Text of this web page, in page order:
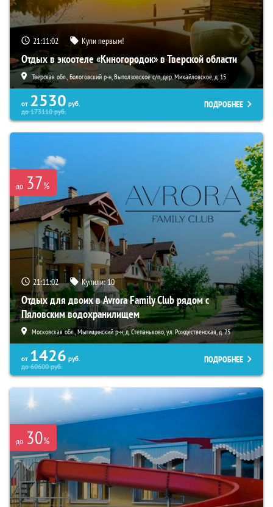
21:11:01 Купи первым!
Отдых в экоотеле «Киногородок» в Тверской области
Тверская обл., Бологовский р-н, Выползовское с/п, дер. Михайловское, д. 15
от 2530 руб.
до173110руб.
ПОДРОБНЕЕ
до 37%
21:11:01 Купили:10
Отдых для двоих в Avrora Family Club рядом с
Пяловским водохранилищем
Московская обл., Мытищинский р-н, д. Степаньково, ул. Рождественская, д. 25
от 1426 руб.
до60600руб.
ПОДРОБНЕЕ
до 30%